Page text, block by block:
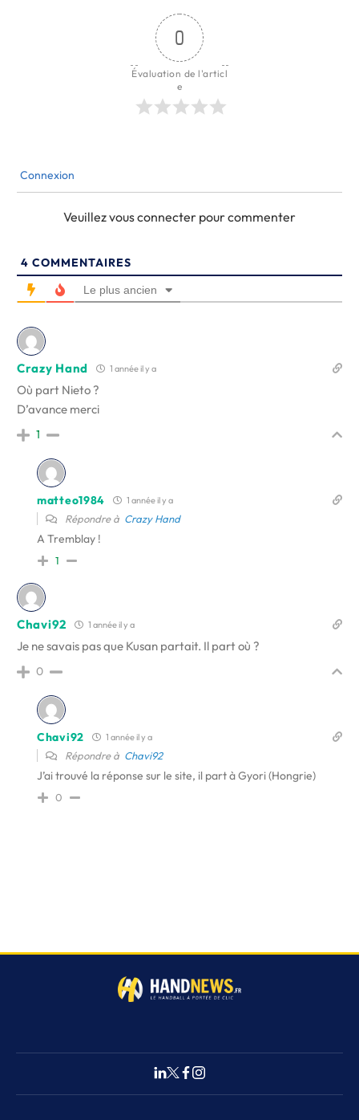
0
Évaluation de l'articl
e
Connexion
Veuillez vous connecter pour commenter
4 COMMENTAIRES
Le plus ancien
Crazy Hand 1 année il y a
Où part Nieto ?
D’avance merci
1
matteo1984 1 année il y a
Répondre à Crazy Hand
A Tremblay !
1
Chavi92 1 année il y a
Je ne savais pas que Kusan partait. Il part où ?
0
Chavi92 1 année il y a
Répondre à Chavi92
J’ai trouvé la réponse sur le site, il part à Gyori (Hongrie)
0